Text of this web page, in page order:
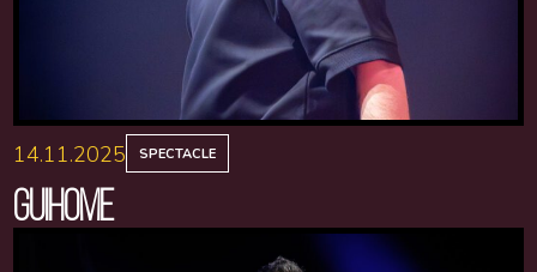
14.11.2025 SPECTACLE
GUIHOME